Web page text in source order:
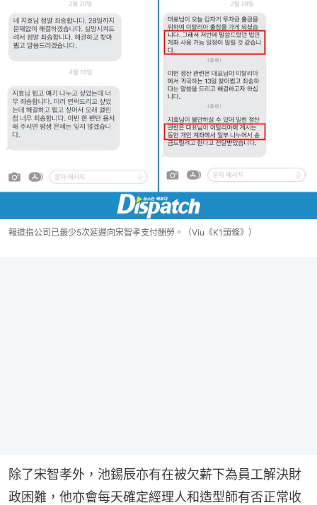
報道指公司已最少5次延遲向宋智孝支付酬勞。（Viu《K1頭條》）
除了宋智孝外，池錫辰亦有在被欠薪下為員工解決財
政困難，他亦會每天確定經理人和造型師有否正常收